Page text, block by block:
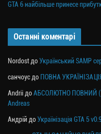
GTA 6 найбільше принесе
Останні коментарі
Nordost доУкраїнський SAMP
санчоус до ПОВНА
Andrii доАБСОЛЮТНО ПОВНИЙ
Andreas
Андрій доУкраїнізація GTA 5